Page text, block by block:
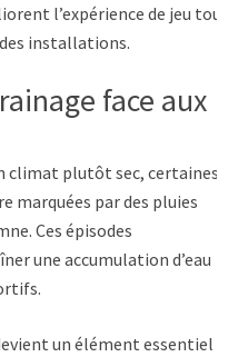
l’expérience de jeu tout
installations.
face aux
climat plutôt sec, certaines
marquées par des pluies
Ces épisodes
une accumulation d’eau
un élément essentiel